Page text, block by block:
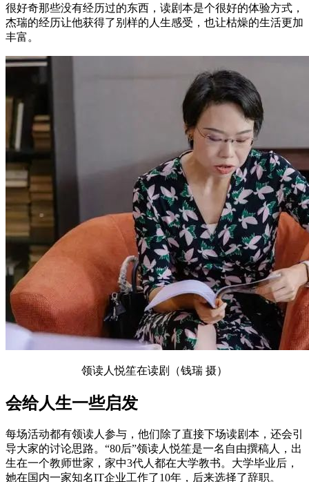
很好奇那些没有经历过的东西，读剧本是个很好的体验方式，
杰瑞的经历让他获得了别样的人生感受，也让枯燥的生活更加
丰富。
领读人悦笙在读剧（钱瑞 摄）
会给人生一些启发
每场活动都有领读人参与，他们除了直接下场读剧本，还会引
导大家的讨论思路。“80后”领读人悦笙是一名自由撰稿人，出
生在一个教师世家，家中3代人都在大学教书。大学毕业后，
她在国内一家知名IT企业工作了10年，后来选择了辞职。